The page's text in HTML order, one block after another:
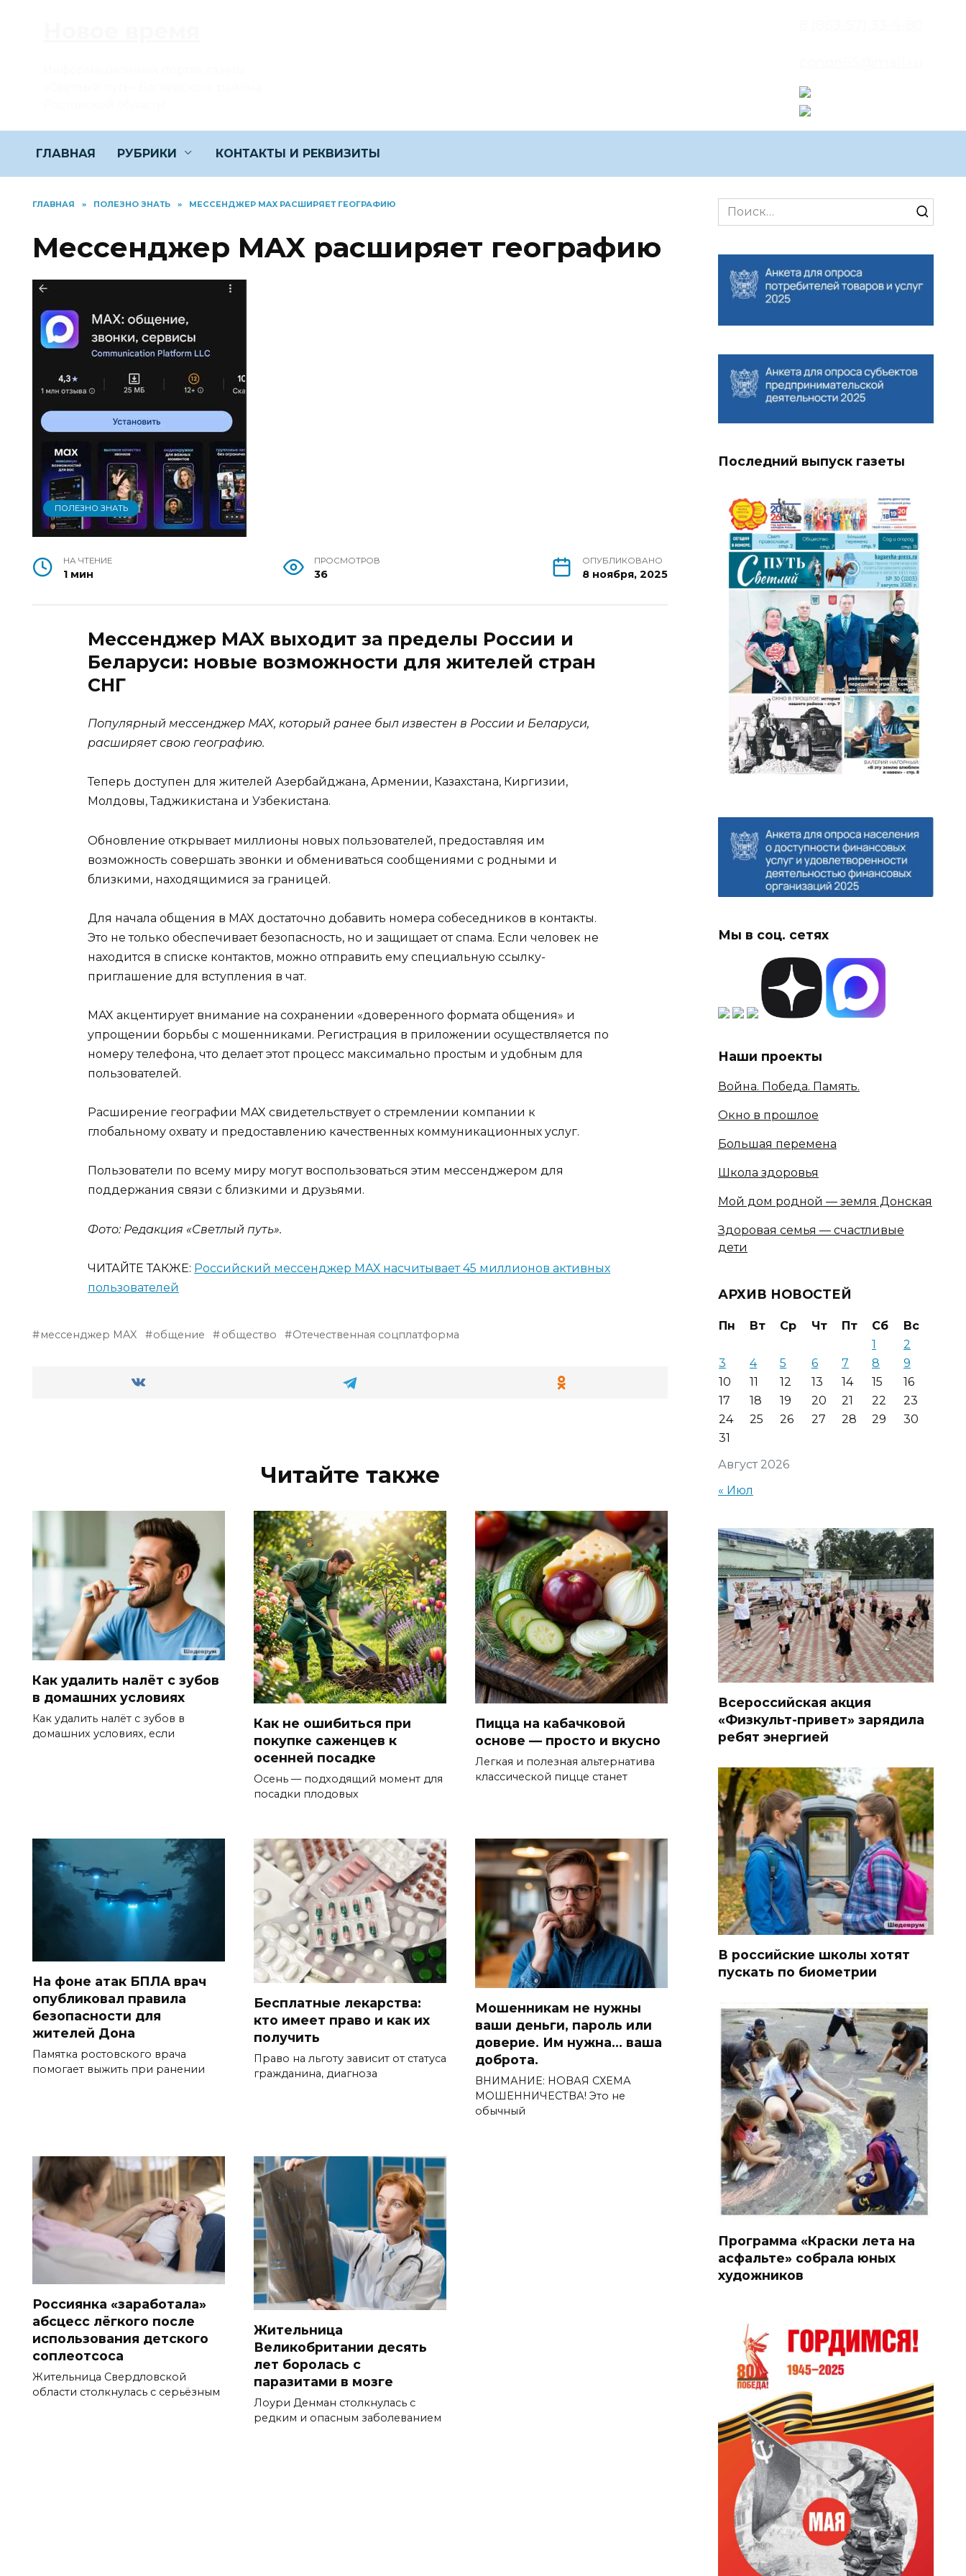
ГЛАВНАЯ РУБРИКИ КОНТАКТЫ И РЕКВИЗИТЫ
ГЛАВНАЯ » ПОЛЕЗНО ЗНАТЬ » МЕССЕНДЖЕР MAX РАСШИРЯЕТ ГЕОГРАФИЮ
Мессенджер MAX расширяет географию
ПОЛЕЗНО ЗНАТЬ
НА ЧТЕНИЕ
1 мин
ПРОСМОТРОВ
36
ОПУБЛИКОВАНО
8 ноября, 2025
Мессенджер MAX выходит за пределы России и
Беларуси: новые возможности для жителей стран
СНГ
Популярный мессенджер MAX, который ранее был известен в России и Беларуси,
расширяет свою географию.
Теперь доступен для жителей Азербайджана, Армении, Казахстана, Киргизии,
Молдовы, Таджикистана и Узбекистана.
Обновление открывает миллионы новых пользователей, предоставляя им
возможность совершать звонки и обмениваться сообщениями с родными и
близкими, находящимися за границей.
Для начала общения в MAX достаточно добавить номера собеседников в контакты.
Это не только обеспечивает безопасность, но и защищает от спама. Если человек не
находится в списке контактов, можно отправить ему специальную ссылку-
приглашение для вступления в чат.
MAX акцентирует внимание на сохранении «доверенного формата общения» и
упрощении борьбы с мошенниками. Регистрация в приложении осуществляется по
номеру телефона, что делает этот процесс максимально простым и удобным для
пользователей.
Расширение географии MAX свидетельствует о стремлении компании к
глобальному охвату и предоставлению качественных коммуникационных услуг.
Пользователи по всему миру могут воспользоваться этим мессенджером для
поддержания связи с близкими и друзьями.
Фото: Редакция «Светлый путь».
ЧИТАЙТЕ ТАКЖЕ: Российский мессенджер МАХ насчитывает 45 миллионов активных
пользователей
мессенджер MAX общение общество Отечественная соцплатформа
Читайте также
Как удалить налёт с зубов
в домашних условиях
Как удалить налёт с зубов в
домашних условиях, если
Как не ошибиться при
покупке саженцев к
осенней посадке
Осень — подходящий момент для
посадки плодовых
Пицца на кабачковой
основе — просто и вкусно
Легкая и полезная альтернатива
классической пицце станет
На фоне атак БПЛА врач
опубликовал правила
безопасности для
жителей Дона
Памятка ростовского врача
помогает выжить при ранении
Бесплатные лекарства:
кто имеет право и как их
получить
Право на льготу зависит от статуса
гражданина, диагноза
Мошенникам не нужны
ваши деньги, пароль или
доверие. Им нужна… ваша
доброта.
ВНИМАНИЕ: НОВАЯ СХЕМА
МОШЕННИЧЕСТВА! Это не
обычный
Россиянка «заработала»
абсцесс лёгкого после
использования детского
соплеотсоса
Жительница Свердловской
области столкнулась с серьёзным
Жительница
Великобритании десять
лет боролась с
паразитами в мозге
Лоури Денман столкнулась с
редким и опасным заболеванием
Search
for:
Последний выпуск газеты
Мы в соц. сетях
Наши проекты
Война. Победа. Память.
Окно в прошлое
Большая перемена
Школа здоровья
Мой дом родной — земля Донская
Здоровая семья — счастливые
дети
АРХИВ НОВОСТЕЙ
Август 2026
Пн Вт Ср Чт Пт Сб
Вс
1
2
3
4 5 6 7 8
9
10
11 12 13 14 15
16
17
18 19 20 21 22
23
24
25 26 27 28 29
30
31
« Июл
Всероссийская акция
«Физкульт-привет» зарядила
ребят энергией
В российские школы хотят
пускать по биометрии
Программа «Краски лета на
асфальте» собрала юных
художников